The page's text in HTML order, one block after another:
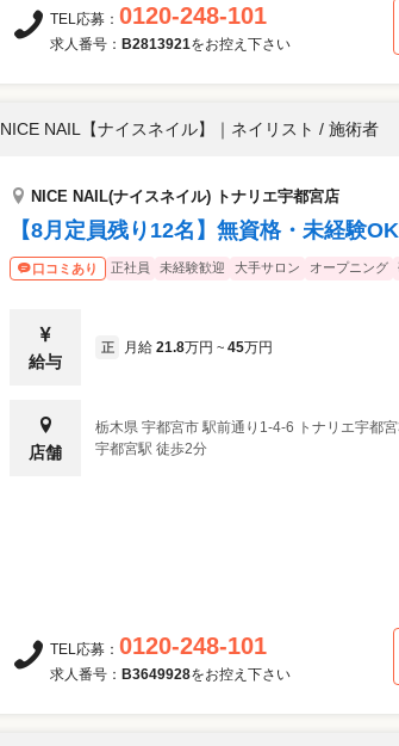
TEL応募： 0120-248-101
求人番号： B2813921をお控え下さい
NICE NAIL【ナイスネイル】 ｜ ネイリスト / 施術者
NICE NAIL(ナイスネイル) トナリエ宇都宮店
【8月定員残り12名】無資格・未経験
口コミあり 正社員 未経験歓迎 大手サロン オープニング
給与
正 月給 21.8万円 ~ 45万円
店舗
栃木県 宇都宮市 駅前通り1-4-6 トナリエ宇都
宇都宮駅 徒歩2分
TEL応募： 0120-248-101
求人番号： B3649928をお控え下さい